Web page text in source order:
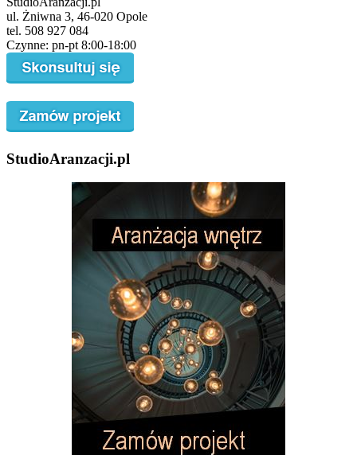
ul. Żniwna 3, 46-020 Opole
tel. 508 927 084
Czynne: pn-pt 8:00-18:00
StudioAranzacji.pl